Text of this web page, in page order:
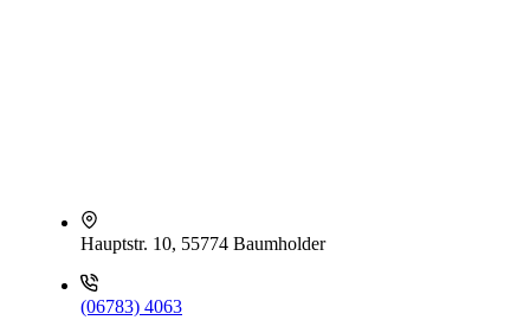
Hauptstr. 10, 55774 Baumholder
(06783) 4063